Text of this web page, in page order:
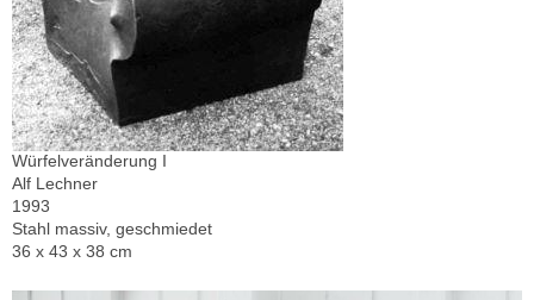
Würfelveränderung I
Alf Lechner
1993
Stahl massiv, geschmiedet
36 x 43 x 38 cm